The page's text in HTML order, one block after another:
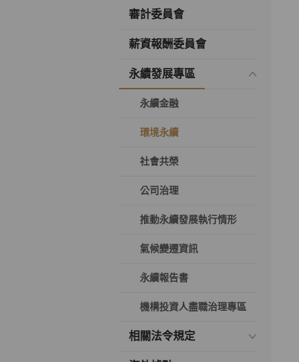
審計委員會
薪資報酬委員會
永續發展專區
永續金融
環境永續
社會共榮
公司治理
推動永續發展執行情形
氣候變遷資訊
永續報告書
機構投資人盡職治理專區
相關法令規定